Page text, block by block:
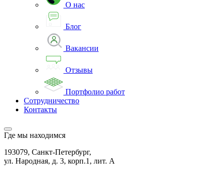
О нас
Блог
Вакансии
Отзывы
Портфолио работ
Сотрудничество
Контакты
Где мы находимся
193079, Санкт-Петербург,
ул. Народная, д. 3, корп.1, лит. А